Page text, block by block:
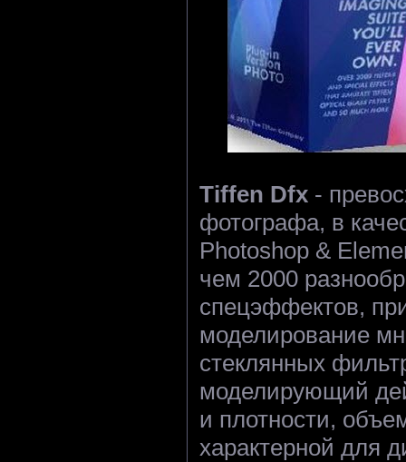
Tiffen Dfx -
фотографа, в
Photoshop &
чем 2000
спецэффектов,
моделирование
стеклянных
моделирующий
и плотности,
характерной для